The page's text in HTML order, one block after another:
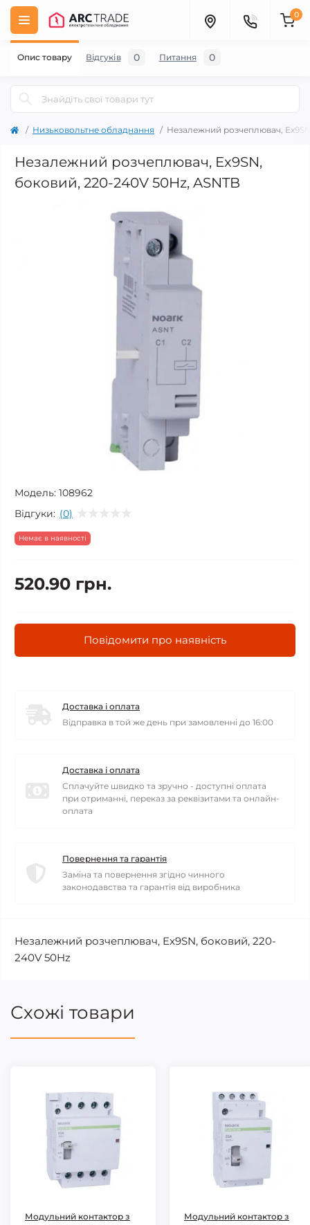
0
Низьковольтне обладнання Незалежний розчеплювач,
Незалежний розчеплювач, Ex9SN,
боковий, 220-240V 50Hz, ASNTB
Модель: 108962
Відгуки: (0)
Немає в наявності
520.90 грн.
Повідомити про наявність
Доставка і оплата
Відправка в той же день при замовленні до 16:00
Доставка і оплата
Сплачуйте швидко та зручно - доступні оплата
при отриманні, переказ за реквізитами та онлайн-
оплата
Повернення та гарантія
Заміна та повернення згідно чинного
законодавства та гарантія від виробника
Опис товару Відгуків 0 Питання 0
Незалежний розчеплювач, Ex9SN, боковий, 220-
240V 50Hz
Схожі товари
Модульний контактор з
Модульний контактор з